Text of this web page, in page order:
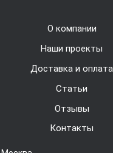
О компании
Наши проекты
Доставка и оплата
Cтатьи
Отзывы
Контакты